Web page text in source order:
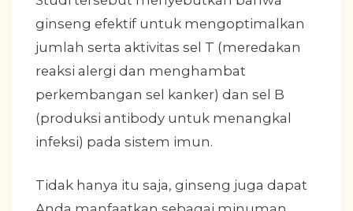
ginseng efektif untuk mengoptimalkan
jumlah serta aktivitas sel T (meredakan
reaksi alergi dan menghambat
perkembangan sel kanker) dan sel B
(produksi antibody untuk menangkal
infeksi) pada sistem imun.
Tidak hanya itu saja, ginseng juga dapat